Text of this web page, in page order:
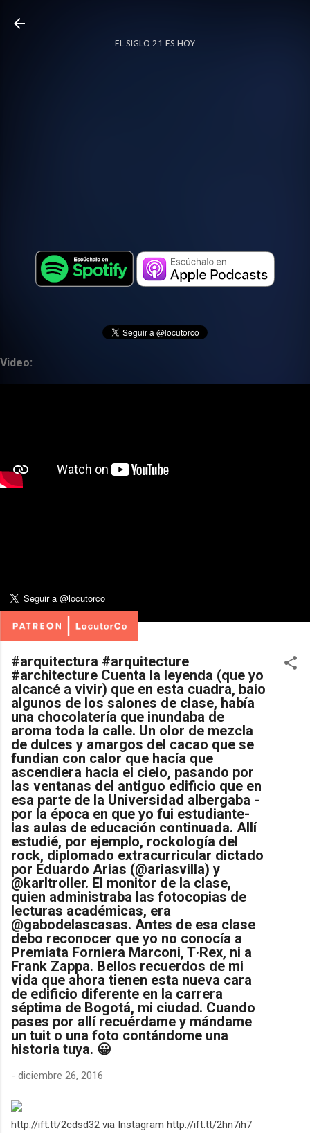
EL SIGLO 21 ES HOY
Video:
#arquitectura #arquitecture
#architecture Cuenta la leyenda (que yo
alcancé a vivir) que en esta cuadra, baio
algunos de los salones de clase, había
una chocolatería que inundaba de
aroma toda la calle. Un olor de mezcla
de dulces y amargos del cacao que se
fundian con calor que hacía que
ascendiera hacia el cielo, pasando por
las ventanas del antiguo edificio que en
esa parte de la Universidad albergaba -
por la época en que yo fui estudiante-
las aulas de educación continuada. Allí
estudié, por ejemplo, rockología del
rock, diplomado extracurricular dictado
por Eduardo Arias (@ariasvilla) y
@karltroller. El monitor de la clase,
quien administraba las fotocopias de
lecturas académicas, era
@gabodelascasas. Antes de esa clase
debo reconocer que yo no conocía a
Premiata Forniera Marconi, T·Rex, ni a
Frank Zappa. Bellos recuerdos de mi
vida que ahora tienen esta nueva cara
de edificio diferente en la carrera
séptima de Bogotá, mi ciudad. Cuando
pases por allí recuérdame y mándame
un tuit o una foto contándome una
historia tuya. 😀
- diciembre 26, 2016
http://ift.tt/2cdsd32 via Instagram http://ift.tt/2hn7ih7